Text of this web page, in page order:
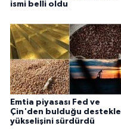
ismi belli oldu
Emtia piyasası Fed ve
Çin'den bulduğu destekle
yükselişini sürdürdü